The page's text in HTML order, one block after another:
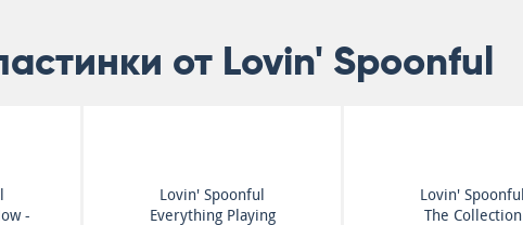
от Lovin' Spoonful
-
Lovin' Spoonful
Everything Playing
Lovin' Spoonful
The Collection